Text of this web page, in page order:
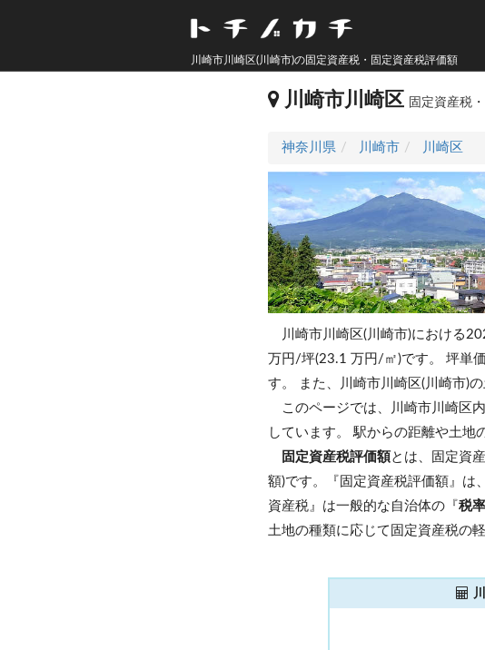
川崎市川崎区(川崎市)の固定資産税・固定資産税評価額
川崎市川崎区 固定資産税
神奈川県 川崎市 川崎区
川崎市川崎区(川崎市)における
万円/坪(23.1 万円/㎡)です。坪単
す。
また、川崎市川崎区(川崎市)
このページでは、川崎市川崎区
しています。 駅からの距離や土地
固定資産税評価額 とは、固定資
額)です。『固定資産税評価額』は
資産税』は一般的な自治体の『税
土地の種類に応じて固定資産税の